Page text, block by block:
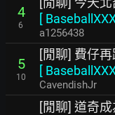
4
6
[
a1256438
5
10
[閒聊] 費仔
[
CavendishJr
[閒聊] 道奇